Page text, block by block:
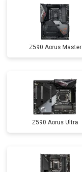
Z590 Aorus Master
Z590 Aorus Ultra